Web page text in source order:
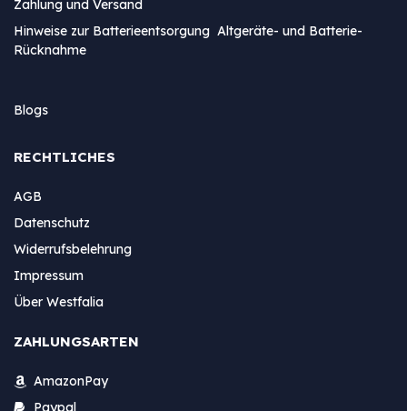
Zahlung und Versand
Hinweise zur Batterieentsorgung Altgeräte- und Batterie-
Rücknahme
Blogs
RECHTLICHES
AGB
Datenschutz
Widerrufsbelehrung
Impressum
Über Westfalia
ZAHLUNGSARTEN
AmazonPay
Paypal